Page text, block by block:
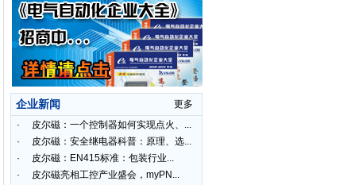
企业新闻
更多
·
皮尔磁：一个控制器如何实现点火、...
·
皮尔磁：安全继电器科普：原理、选...
·
皮尔磁：EN415标准：包装行业...
·
皮尔磁亮相工控产业盛会，myPN...